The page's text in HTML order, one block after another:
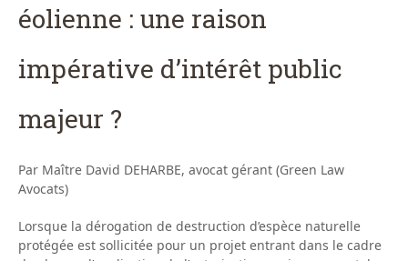
éolienne : une raison
impérative d’intérêt public
majeur ?
Par Maître David DEHARBE, avocat gérant (Green Law
Avocats)
Lorsque la dérogation de destruction d’espèce naturelle
protégée est sollicitée pour un projet entrant dans le cadre